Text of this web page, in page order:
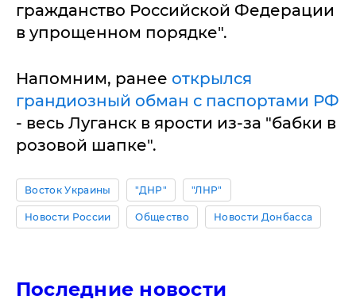
гражданство Российской Федерации
в упрощенном порядке".
Напомним, ранее открылся
грандиозный обман с паспортами РФ
- весь Луганск в ярости из-за "бабки в
розовой шапке".
Восток Украины "ДНР" "ЛНР"
Новости России Общество Новости Донбасса
Последние новости